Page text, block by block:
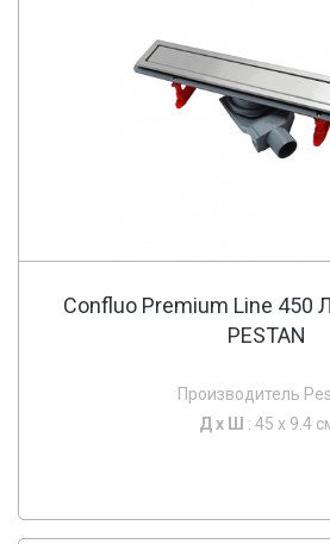
Confluo Premium Line 450
PESTAN
Производитель
Д х Ш : 45 x 9.4